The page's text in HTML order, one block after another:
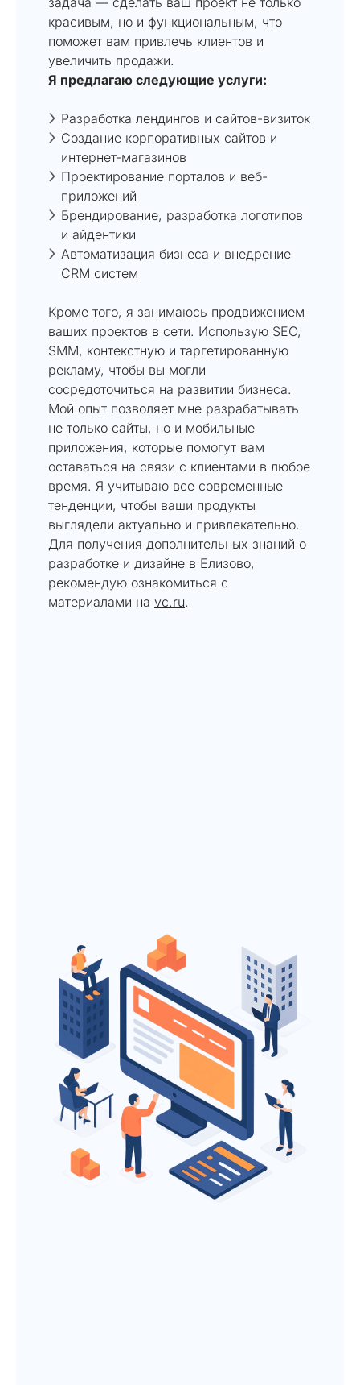
красивым, но и функциональным, что
поможет вам привлечь клиентов и
увеличить продажи.
Я предлагаю следующие услуги:
Разработка лендингов и сайтов-визиток
Создание корпоративных сайтов и
интернет-магазинов
Проектирование порталов и веб-
приложений
Брендирование, разработка логотипов
и айдентики
Автоматизация бизнеса и внедрение
CRM систем
Кроме того, я занимаюсь продвижением
ваших проектов в сети. Использую SEO,
SMM, контекстную и таргетированную
рекламу, чтобы вы могли
сосредоточиться на развитии бизнеса.
Мой опыт позволяет мне разрабатывать
не только сайты, но и мобильные
приложения, которые помогут вам
оставаться на связи с клиентами в любое
время. Я учитываю все современные
тенденции, чтобы ваши продукты
выглядели актуально и привлекательно.
Для получения дополнительных знаний о
разработке и дизайне в Елизово,
рекомендую ознакомиться с
материалами на vc.ru.